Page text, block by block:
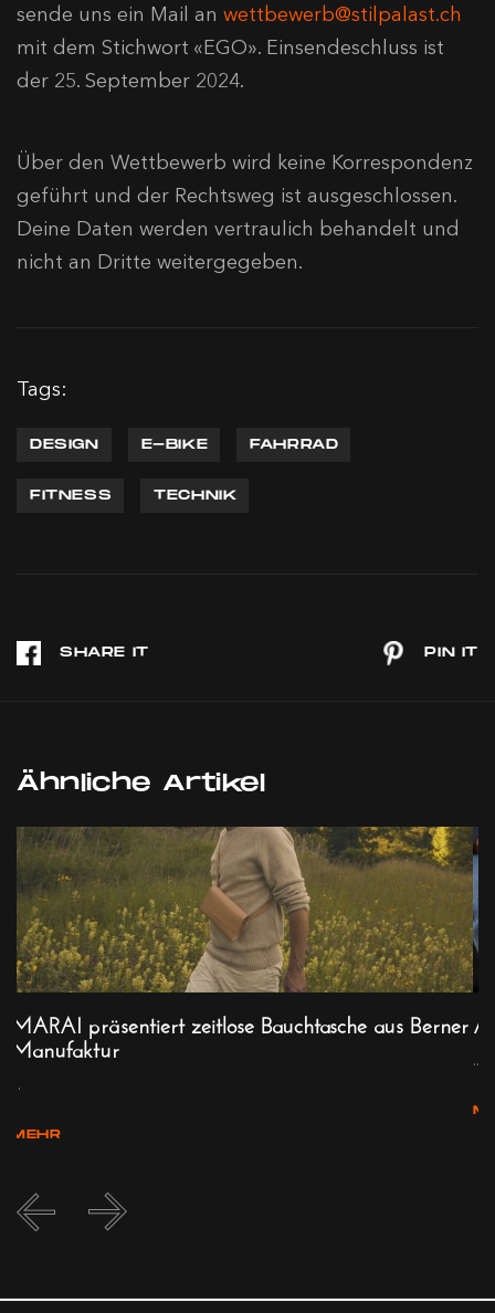
sende uns ein Mail an wettbewerb@stilpalast.ch
mit dem Stichwort «EGO». Einsendeschluss ist
der 25. September 2024.
Über den Wettbewerb wird keine Korrespondenz
geführt und der Rechtsweg ist ausgeschlossen.
Deine Daten werden vertraulich behandelt und
nicht an Dritte weitergegeben.
Tags:
DESIGN E-BIKE FAHRRAD
FITNESS TECHNIK
Ähnliche Artikel
MARAI präsentiert zeitlose Bauchtasche aus Berner
Manufaktur
...
MEHR
...